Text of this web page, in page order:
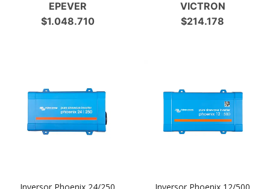
EPEVER
$1.048.710
VICTRON
$214.178